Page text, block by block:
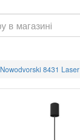
Nowodvorski 8431 Laser